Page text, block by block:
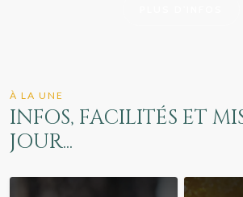
À LA UNE
INFOS, FACILITÉS ET
JOUR...